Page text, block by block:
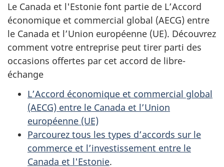
Le Canada et l'Estonie font partie de L’Accord
économique et commercial global (AECG) entre
le Canada et l’Union européenne (UE). Découvrez
comment votre entreprise peut tirer parti des
occasions offertes par cet accord de libre-
échange
L’Accord économique et commercial global
(AECG) entre le Canada et l’Union
européenne (UE)
Parcourez tous les types d’accords sur le
commerce et l’investissement entre le
Canada et l'Estonie.